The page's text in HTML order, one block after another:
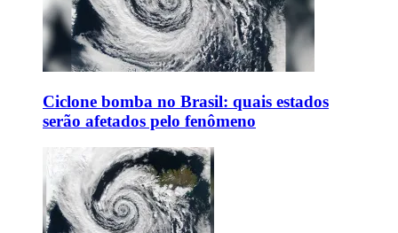
Ciclone bomba no Brasil: quais estados
serão afetados pelo fenômeno